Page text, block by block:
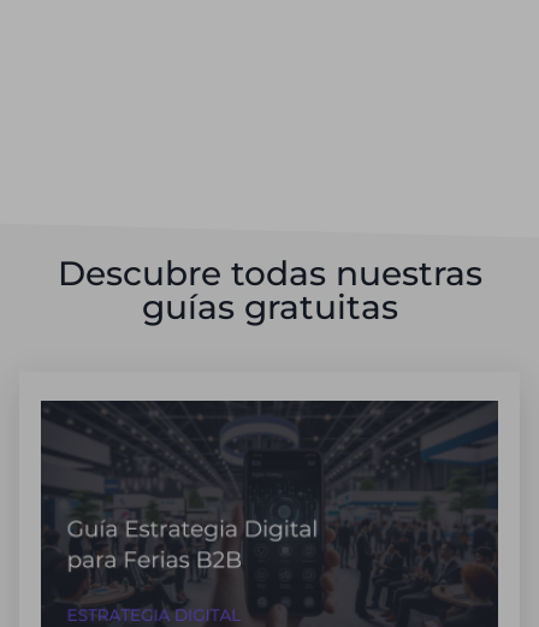
Descubre todas nuestras
guías gratuitas